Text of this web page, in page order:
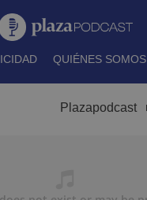
QUIÉNES SOMOS
Plazapodcast